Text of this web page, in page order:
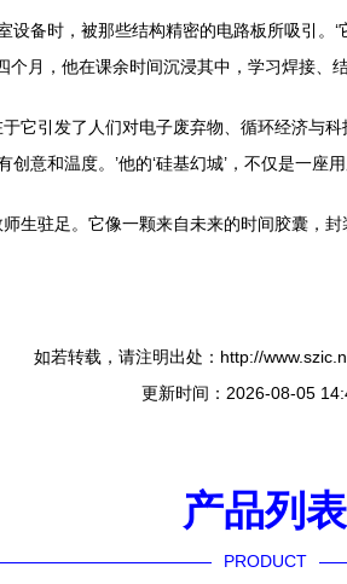
备时，被那些结构精密的电路板所吸引。
个月，他在课余时间沉浸其中，学习焊接
它引发了人们对电子废弃物、循环经济与
意和温度。’他的‘硅基幻城’，不仅是一座
生驻足。它像一颗来自未来的时间胶囊
如若转载，请注明出处：http://
更新时间：2026-08-05
产品列表
PRODUCT